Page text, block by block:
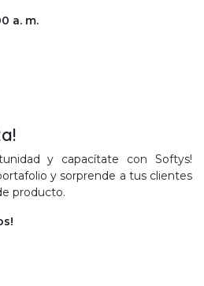
a. m.
y capacítate con Softys!
y sorprende a tus clientes
producto.